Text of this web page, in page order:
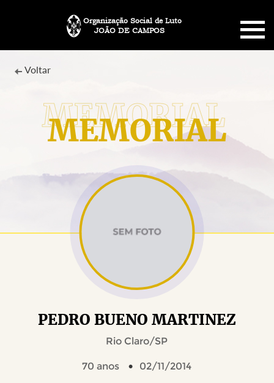
JOÃO DE CAMPOS
Organização Social de Luto
SOBRE NÓS
PLANO FUNERÁRIO
MENSAGENS
MEMORIAL
Voltar
PEDRO BUENO MARTINEZ
Rio Claro/SP
70 anos 02/11/2014